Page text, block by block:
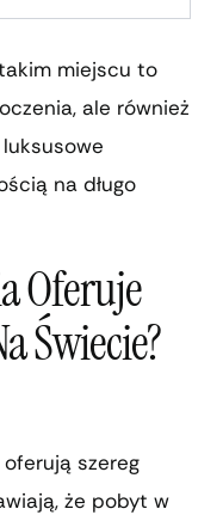
miejscu to
ale również
na długo
Oferuje
Świecie?
szereg
że pobyt w